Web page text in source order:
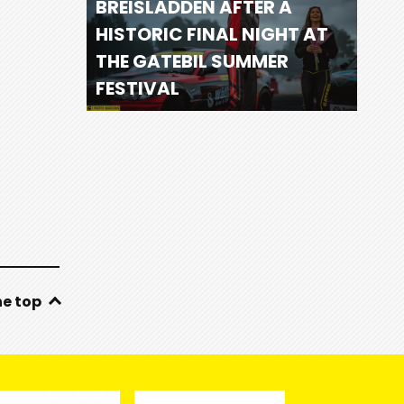
top
BREISLADDEN AFTER A
HISTORIC FINAL NIGHT AT
THE GATEBIL SUMMER
FESTIVAL